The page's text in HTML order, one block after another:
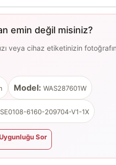
emin değil misiniz?
veya cihaz etiketinizin
Model: WAS287601W
SE0108-6160-209704-V1-1X
Sor